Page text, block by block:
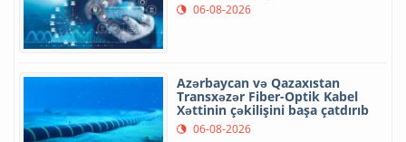
06-08-2026
Azərbaycan və Qazaxıstan
Transxəzər Fiber-Optik Kabel
Xəttinin çəkilişini başa çatdırıb
06-08-2026